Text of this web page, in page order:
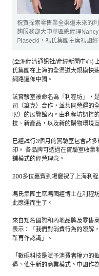
祝賀探索零售業全渠道未來的
詢服務部大中華區總經理
Piasecki，馮氏集團主席馮國
(亞洲經濟通訊社/產經新聞中心)
氏集團在上海的全渠道大規模快
網路遍佈中國。
該實驗室被命名為「利程坊」，
司（筆克）合作，並共同營運的
呎）的展覽館內。由利程坊調控
技、新產品，以及新的購物環境
已經試行3個月的實驗室包含諸
印。 各品牌可透過在實驗室收集
鋪模式的經營理念。
200多位嘉賓到場慶祝了上海利
馮氏集團主席馮國經博士在利程
此應運而生了。
來自知名國際和內地品牌及零售
表示：「我們對消費行為的瞭解
新再作認識」。
「數碼科技是賦予消費者權力
遇，催生新的商業模式。中國作